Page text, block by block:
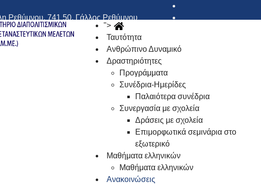
Ρεθύμνου, 741 50, Γάλλος Ρεθύμνου
">
Ταυτότητα
Ανθρώπινο Δυναμικό
Δραστηριότητες
Προγράμματα
Συνέδρια-Ημερίδες
Παλαιότερα συνέδρια
Συνεργασία με σχολεία
Δράσεις με σχολεία
Επιμορφωτικά σεμινάρια στο
εξωτερικό
Μαθήματα ελληνικών
Μαθήματα ελληνικών
Ανακοινώσεις